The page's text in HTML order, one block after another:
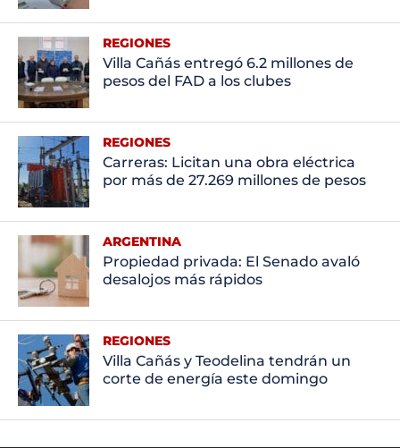
REGIONES
Villa Cañás entregó 6.2 millones de
pesos del FAD a los clubes
REGIONES
Carreras: Licitan una obra eléctrica
por más de 27.269 millones de pesos
ARGENTINA
Propiedad privada: El Senado avaló
desalojos más rápidos
REGIONES
Villa Cañás y Teodelina tendrán un
corte de energía este domingo